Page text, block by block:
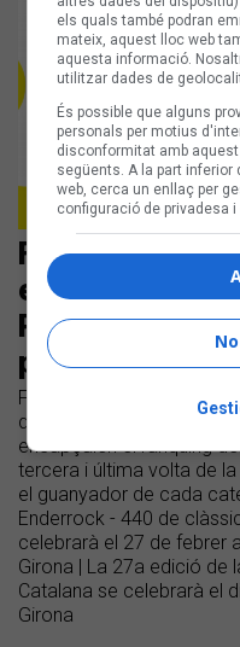
Figa Flawas i
els artistes
Premis
popular
Figa Flawas i Oques
d’Alosa, Fades, Miki
encapçalen el rànquing
tercera i última volta de
el guanyador de cada
Enderrock - 440 de
celebrarà el 27 de febrer
Girona | La 27a edició de
Catalana se celebrarà el
Girona
els quals també podran
mateix, aquest lloc web
aquesta informació.
utilitzar dades de
És possible que alguns
personals per motius
disconformitat amb
següents. A la part
web, cerca un enllaç per
configuració de privadesa